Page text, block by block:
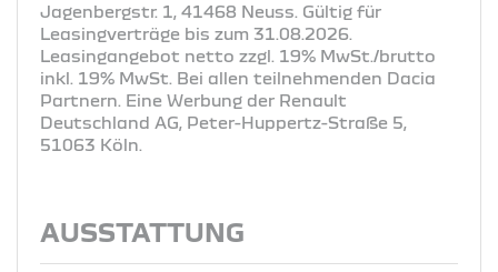
Jagenbergstr. 1, 41468 Neuss. Gültig für
Leasingverträge bis zum 31.08.2026.
Leasingangebot netto zzgl. 19% MwSt./brutto
inkl. 19% MwSt. Bei allen teilnehmenden Dacia
Partnern. Eine Werbung der Renault
Deutschland AG, Peter-Huppertz-Straße 5,
51063 Köln.
AUSSTATTUNG